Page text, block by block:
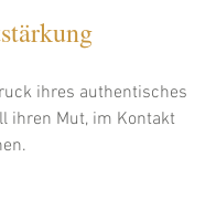
ihres authentisches
ihren Mut, im Kontakt